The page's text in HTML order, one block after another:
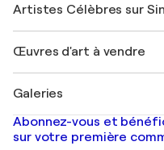
Mon compte
+33 1 76 44 06 42
Magazine Singulart
Emplois
Découvrez une sélection
Se connecter en tant
Artistes Célèbres sur
Marc Chagall
Banksy
Mr. Brainwash
Shepard Fairey
Œuvres d'art à vendre
Tableaux abstraits à
Peintures de paysage
Estampes
Galeries
Galeries d'art en France
Galeries d'art en Belgique
Abonnez-vous et
sur votre première